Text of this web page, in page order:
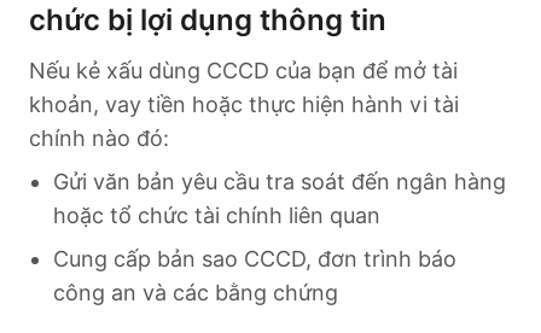
chức bị lợi dụng thông tin
Nếu kẻ xấu dùng CCCD của bạn để mở tài
khoản, vay tiền hoặc thực hiện hành vi tài
chính nào đó:
Gửi văn bản yêu cầu tra soát đến ngân hàng
hoặc tổ chức tài chính liên quan
Cung cấp bản sao CCCD, đơn trình báo
công an và các bằng chứng